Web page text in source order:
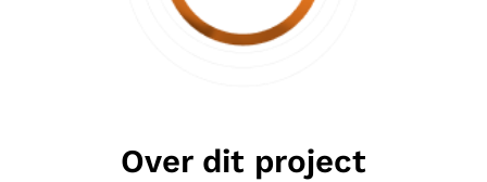
Over dit project